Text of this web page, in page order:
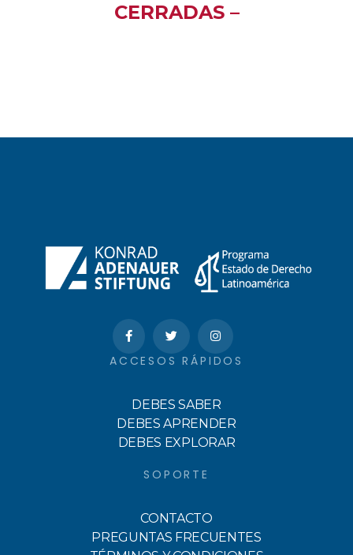
CERRADAS –
ACCESOS RÁPIDOS
DEBES SABER
DEBES APRENDER
DEBES EXPLORAR
SOPORTE
CONTACTO
PREGUNTAS FRECUENTES